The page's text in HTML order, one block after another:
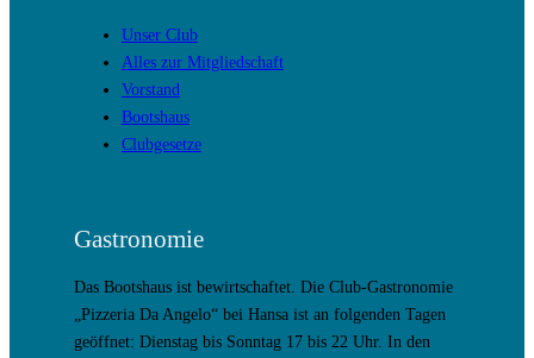
Unser Club
Alles zur Mitgliedschaft
Vorstand
Bootshaus
Clubgesetze
Gastronomie
Das Bootshaus ist bewirtschaftet. Die Club-Gastronomie
„Pizzeria Da Angelo“ bei Hansa ist an folgenden Tagen
geöffnet: Dienstag bis Sonntag 17 bis 22 Uhr. In den